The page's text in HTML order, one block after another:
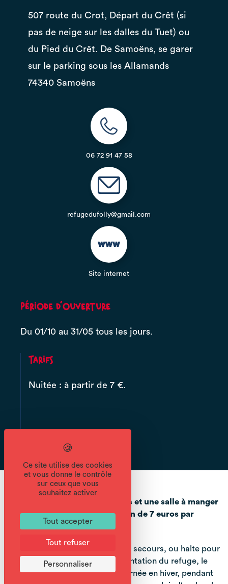
507 route du Crot, Départ du Crêt (si
pas de neige sur les dalles du Tuet) ou
du Pied du Crêt. De Samoëns, se garer
sur le parking sous les Allamands
74340 Samoëns
06 72 91 47 58
refugedufolly@gmail.com
Site internet
Période d'ouverture
Du 01/10 au 31/05 tous les jours.
Tarifs
Nuitée : à partir de 7 €.
Abri d'hiver non gardé de 15 lits et une salle à manger
pour 20 personnes. Participation de 7 euros par
personne.
En hiver, le refuge devient abri de secours, ou halte pour
du ski de rando par exp. Vu l'orientation du refuge, le
Criou fait de l'ombre toute la journée en hiver, pendant
Ce site utilise des cookies
et vous donne le contrôle
sur ceux que vous
souhaitez activer
Tout accepter
Tout refuser
Personnaliser